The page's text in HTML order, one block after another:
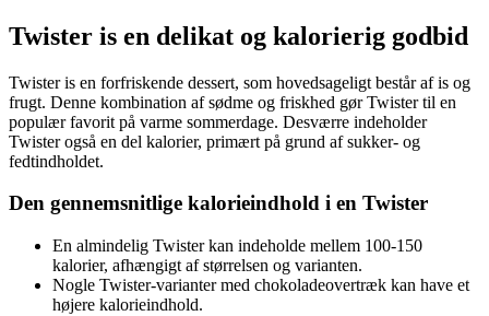
Twister is en delikat og kalorierig godbid
Twister is en forfriskende dessert, som hovedsageligt består af is og
frugt. Denne kombination af sødme og friskhed gør Twister til en
populær favorit på varme sommerdage. Desværre indeholder
Twister også en del kalorier, primært på grund af sukker- og
fedtindholdet.
Den gennemsnitlige kalorieindhold i en Twister
En almindelig Twister kan indeholde mellem 100-150
kalorier, afhængigt af størrelsen og varianten.
Nogle Twister-varianter med chokoladeovertræk kan have et
højere kalorieindhold.